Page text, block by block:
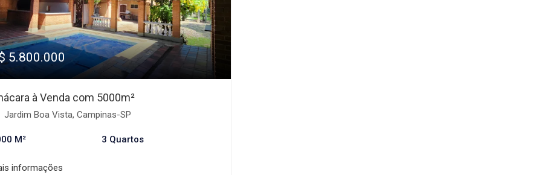
5.800.000
à Venda com 5000m²
Jardim Boa Vista, Campinas-SP
M² 3 Quartos
informações